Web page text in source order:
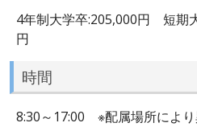
4年制大学卒:205,000円 短期
円
時間
8:30～17:00 ※配属場所により